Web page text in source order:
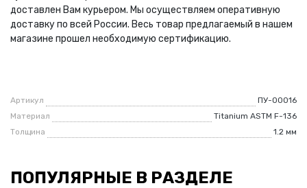
доставлен Вам курьером. Мы осуществляем оперативную
доставку по всей России. Весь товар предлагаемый в нашем
магазине прошел необходимую сертификацию.
Артикул
ПУ-00016
Материал
Titanium ASTM F-136
Толщина
1.2 мм
ПОПУЛЯРНЫЕ В РАЗДЕЛЕ